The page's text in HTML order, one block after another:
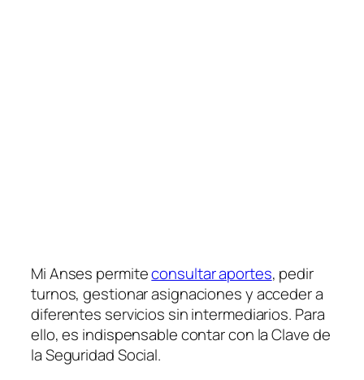
Mi Anses permiteconsultar aportes, pedir
turnos, gestionar asignaciones y acceder a
diferentes servicios sin intermediarios. Para
ello, es indispensable contar con la Clave de
la Seguridad Social.